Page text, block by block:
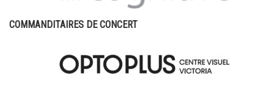
COMMANDITAIRES DE CONCERT